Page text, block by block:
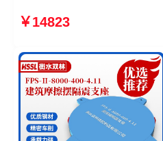
JZQZ-15000多少钱
￥14823